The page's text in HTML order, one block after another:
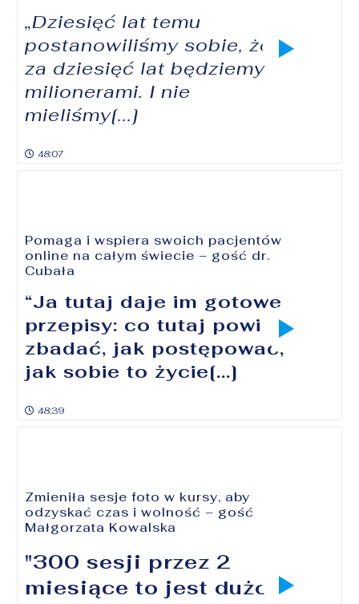
„Dziesięć lat temu
postanowiliśmy sobie, że
za dziesięć lat będziemy
milionerami. I nie
mieliśmy[...]
48:07
Pomaga i wspiera swoich pacjentów
online na całym świecie – gość dr.
Cubała
“Ja tutaj daje im gotowe
przepisy: co tutaj powinni
zbadać, jak postępować,
jak sobie to życie[...]
48:39
Zmieniła sesje foto w kursy, aby
odzyskać czas i wolność – gość
Małgorzata Kowalska
"300 sesji przez 2
miesiące to jest dużo.